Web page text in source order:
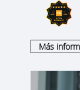
Más